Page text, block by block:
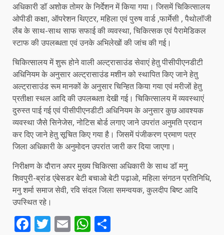
अधिकारी डॉ अशोक तोमर के निर्देशन में किया गया। जिसमें चिकित्सालय
ओपीडी कक्षा, ऑपरेशन थिएटर, महिला एवं पुरुष वार्ड ,फार्मेसी , पैथोलॉजी
लैब के साथ-साथ साफ सफाई की व्यवस्था, चिकित्सक एवं पैरामेडिकल
स्टाफ की उपलब्धता एवं उनके अभिलेखों की जांच की गई।
चिकित्सालय में शुरू होने वाली अल्ट्रासाउंड सेवाएं हेतु पीसीपीएनडीटी
अधिनियम के अनुसार अल्ट्रासाउंड मशीन को स्थापित किए जाने हेतु
अल्ट्रासाउंड रूम मानकों के अनुसार चिन्हित किया गया एवं मरीजों हेतु
प्रतीक्षा स्थल आदि की उपलब्धता देखी गई। चिकित्सालय में व्यवस्थाएं
दुरुस्त पाई गई एवं पीसीपीएनडीटी अधिनियम के अनुसार कुछ आवश्यक
व्यवस्था जैसे सिनेजेस, नोटिस बोर्ड लगाए जाने उपरांत अनुमति प्रदान
कर दिए जाने हेतु सूचित किए गया है। जिसमें पंजीकरण प्रमाण पत्र
जिला अधिकारी के अनुमोदन उपरांत जारी कर दिया जाएगा।
निरीक्षण के दौरान अपर मुख्य चिकित्सा अधिकारी के साथ डॉ मनु
शिवपुरी-ब्रांड एंबेसडर बेटी बचाओ बेटी पढ़ाओ, महिला संगठन प्रतिनिधि,
मनु शर्मा समाज सेवी, रवि संदल जिला समन्वयक, कुलदीप बिष्ट आदि
उपस्थित रहे।
Facebook
Twitter
EmailWhatsApp